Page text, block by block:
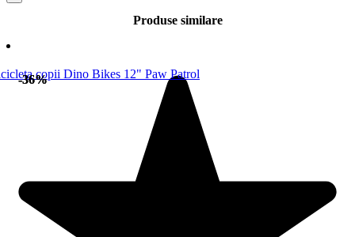
Produse similare
-36%
-36%